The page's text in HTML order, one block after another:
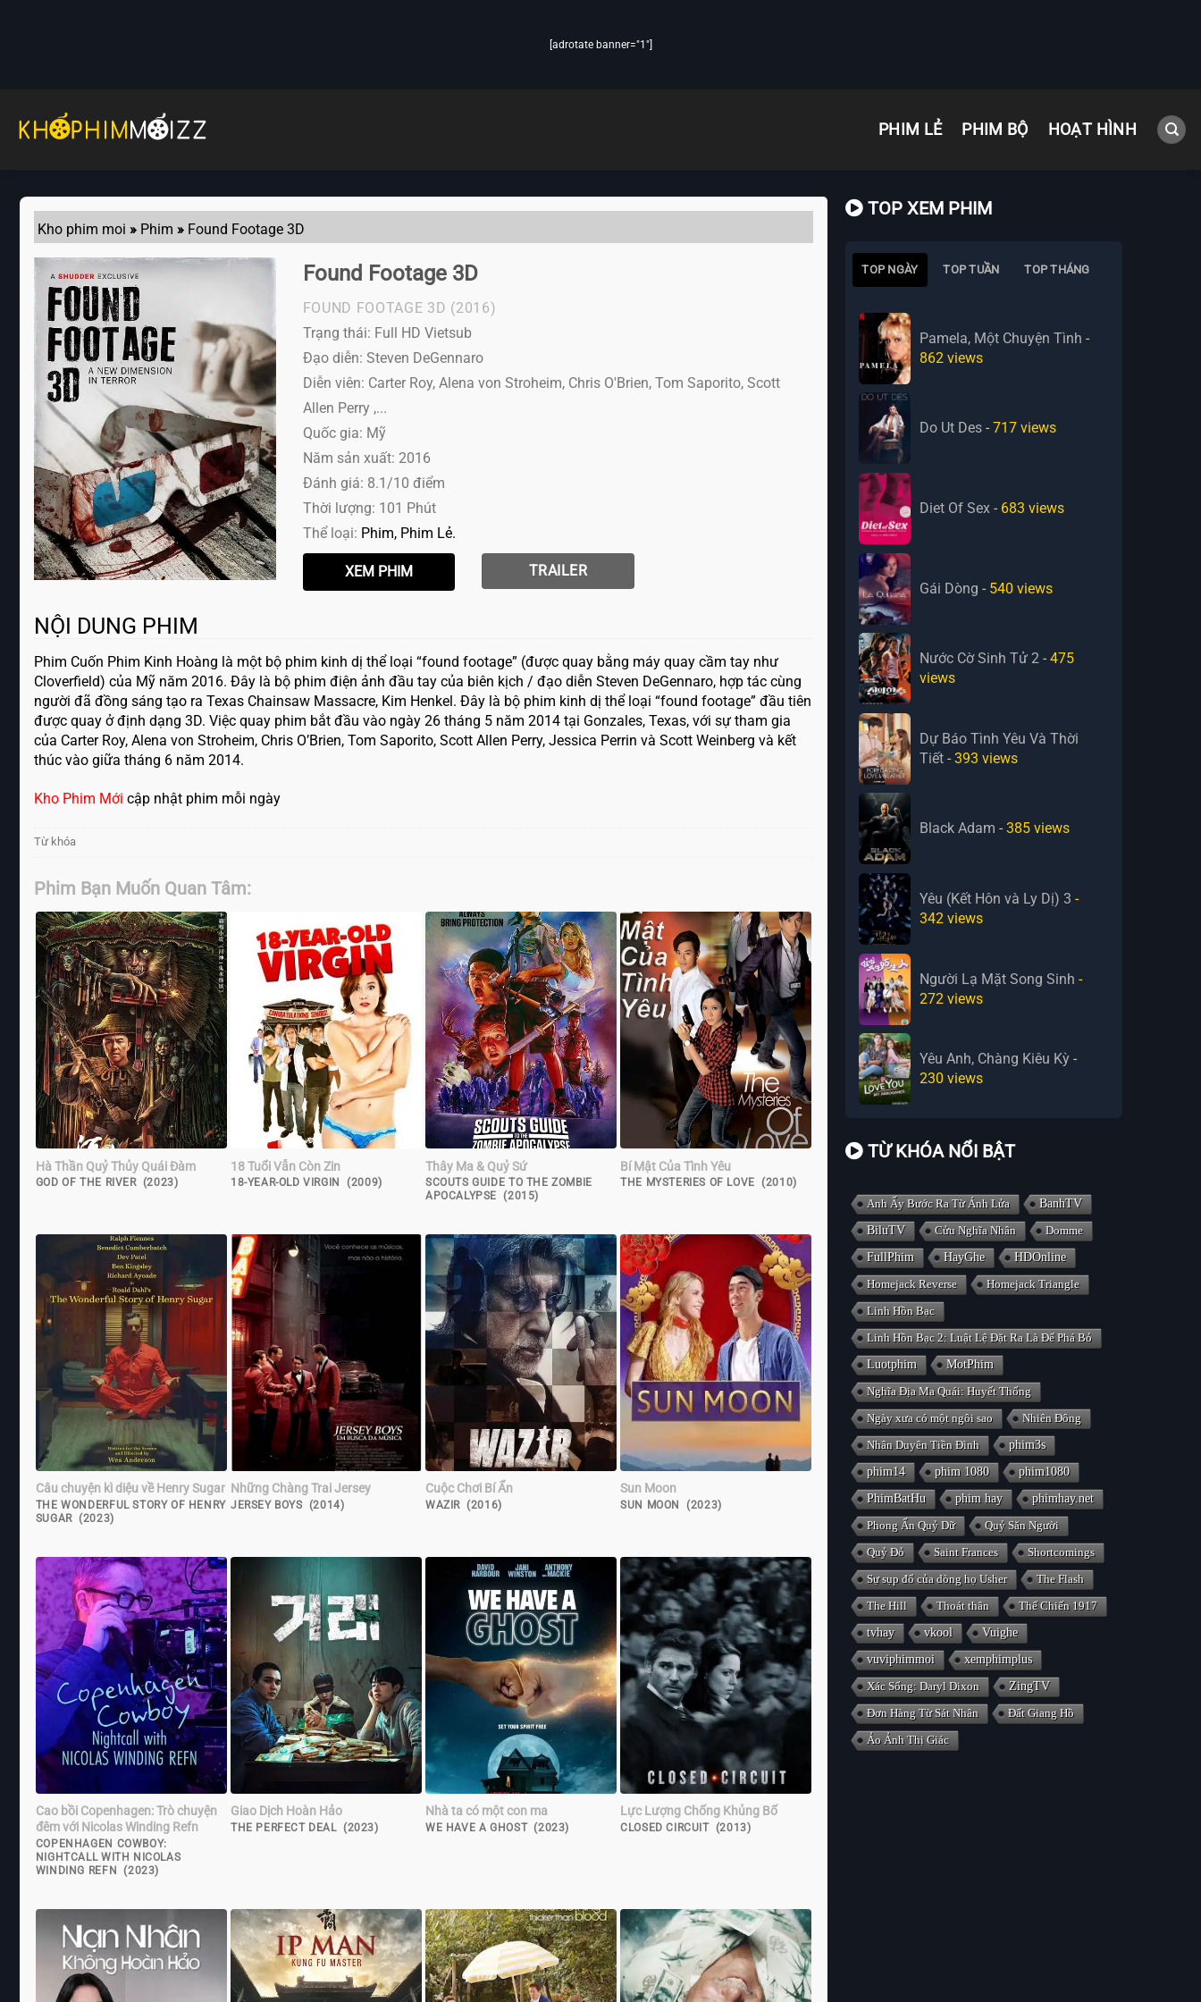
[adrotate banner="1"]
PHIM LẺ PHIM BỘ HOẠT HÌNH
Kho phim moi » Phim » Found Footage 3D
Found Footage 3D
FOUND FOOTAGE 3D (2016)
Trạng thái: Full HD Vietsub
Đạo diễn: Steven DeGennaro
Diễn viên: Carter Roy, Alena von Stroheim, Chris O'Brien, Tom Saporito, Scott
Allen Perry ,...
Quốc gia: Mỹ
Năm sản xuất: 2016
Đánh giá: 8.1/10 điểm
Thời lượng: 101 Phút
Thể loại: Phim Phim Lẻ
TRAILER
NỘI DUNG PHIM
Phim Cuốn Phim Kinh Hoàng là một bộ phim kinh dị thể loại “found footage” (được quay bằng máy quay cầm tay như
Cloverfield) của Mỹ năm 2016. Đây là bộ phim điện ảnh đầu tay của biên kịch / đạo diễn Steven DeGennaro, hợp tác cùng
người đã đồng sáng tạo ra Texas Chainsaw Massacre, Kim Henkel. Đây là bộ phim kinh dị thể loại “found footage” đầu tiên
được quay ở định dạng 3D. Việc quay phim bắt đầu vào ngày 26 tháng 5 năm 2014 tại Gonzales, Texas, với sự tham gia
của Carter Roy, Alena von Stroheim, Chris O’Brien, Tom Saporito, Scott Allen Perry, Jessica Perrin và Scott Weinberg và kết
thúc vào giữa tháng 6 năm 2014.
Kho Phim Mới cập nhật phim mỗi ngày
Từ khóa
Phim Bạn Muốn Quan Tâm:
Hà Thần Quỷ Thủy Quái Đàm
GOD OF THE RIVER (2023)
18 Tuổi Vẫn Còn Zin
18-YEAR-OLD VIRGIN (2009)
Thây Ma & Quỷ Sứ
SCOUTS GUIDE TO THE ZOMBIE
APOCALYPSE (2015)
Bí Mật Của Tình Yêu
THE MYSTERIES OF LOVE (2010)
Câu chuyện kì diệu về Henry Sugar
THE WONDERFUL STORY OF HENRY
SUGAR (2023)
Những Chàng Trai Jersey
JERSEY BOYS (2014)
Cuộc Chơi Bí Ẩn
WAZIR (2016)
Sun Moon
SUN MOON (2023)
Cao bồi Copenhagen: Trò chuyện
đêm với Nicolas Winding Refn
COPENHAGEN COWBOY:
NIGHTCALL WITH NICOLAS
WINDING REFN (2023)
Giao Dịch Hoàn Hảo
THE PERFECT DEAL (2023)
Nhà ta có một con ma
WE HAVE A GHOST (2023)
Lực Lượng Chống Khủng Bố
CLOSED CIRCUIT (2013)
TOP XEM PHIM
TOP NGÀY TOP TUẦN TOP THÁNG
Pamela, Một Chuyện Tình -
862 views
Do Ut Des - 717 views
Diet Of Sex - 683 views
Gái Dòng - 540 views
Nước Cờ Sinh Tử 2 - 475
views
Dự Báo Tình Yêu Và Thời
Tiết - 393 views
Black Adam - 385 views
Yêu (Kết Hôn và Ly Dị) 3 -
342 views
Người Lạ Mặt Song Sinh -
272 views
Yêu Anh, Chàng Kiêu Kỳ -
230 views
TỪ KHÓA NỔI BẬT
Anh Ấy Bước Ra Từ Ánh Lửa
BanhTV
BiluTV
Cửu Nghĩa Nhân
Domme
FullPhim
HayGhe
HDOnline
Homejack Reverse
Homejack Triangle
Linh Hồn Bạc
Linh Hồn Bạc 2: Luật Lệ Đặt Ra Là Để Phá Bỏ
Luotphim
MotPhim
Nghĩa Địa Ma Quái: Huyết Thống
Ngày xưa có một ngôi sao
Nhiên Đông
Nhân Duyên Tiền Đình
phim3s
phim14
phim 1080
phim1080
PhimBatHu
phim hay
phimhay.net
Phong Ấn Quỷ Dữ
Quỷ Săn Người
Quỷ Đỏ
Saint Frances
Shortcomings
Sự sụp đổ của dòng họ Usher
The Flash
The Hill
Thoát thân
Thế Chiến 1917
tvhay
vkool
Vuighe
vuviphimmoi
xemphimplus
Xác Sống: Daryl Dixon
ZingTV
Đơn Hàng Từ Sát Nhân
Đất Giang Hồ
Ảo Ảnh Thị Giác